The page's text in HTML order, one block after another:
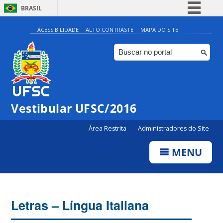
BRASIL
Simplifique!
Comunica BR
Participe
ACESSIBILIDADE ALTO CONTRASTE MAPA DO SITE
Vestibular UFSC/2016
Área Restrita Administradores do Site
MENU
Letras – Língua Italiana